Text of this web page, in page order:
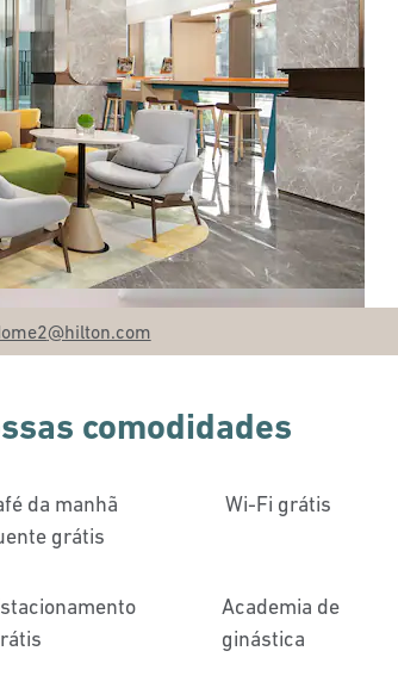
@hilton.com
comodidades
da manhã
grátis
Wi-Fi grátis
Academia de
ginástica